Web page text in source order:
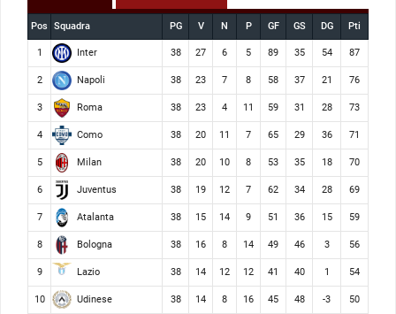
Pos Squadra PG V N P GF GS DG Pti
1 Inter 38 27 6 5 89 35 54 87
2 Napoli 38 23 7 8 58 37 21 76
3 Roma 38 23 4 11 59 31 28 73
4 Como 38 20 11 7 65 29 36 71
5 Milan 38 20 10 8 53 35 18 70
6 Juventus 38 19 12 7 62 34 28 69
7 Atalanta 38 15 14 9 51 36 15 59
8 Bologna 38 16 8 14 49 46 3 56
9 Lazio 38 14 12 12 41 40 1 54
10 Udinese 38 14 8 16 45 48 -3 50